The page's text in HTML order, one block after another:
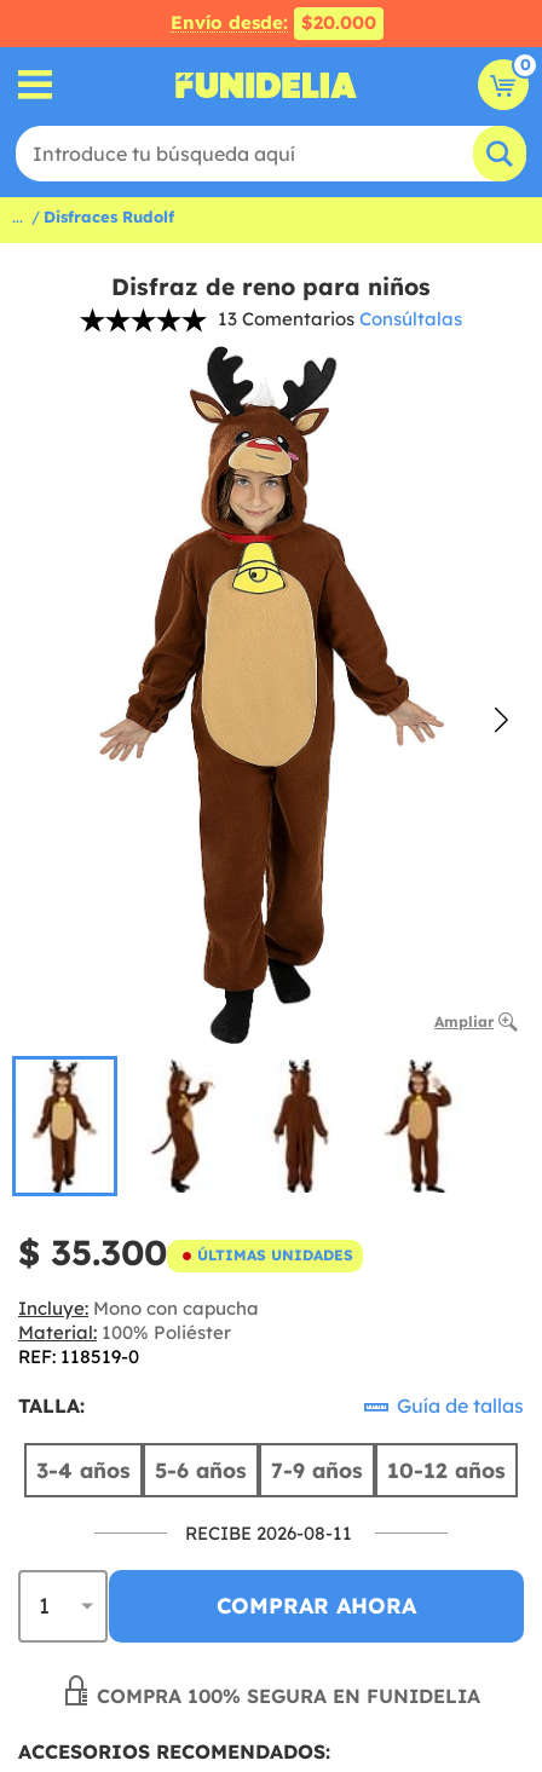
Envío desde: $20.000
0
... Disfraces Rudolf
Disfraz de reno para niños
13 Comentarios Consúltalas
Ampliar
$ 35.300 ÚLTIMAS UNIDADES
Incluye: Mono con capucha
Material: 100% Poliéster
REF: 118519-0
TALLA: Guía de tallas
3-4 años 5-6 años 7-9 años 10-12 años
RECIBE 2026-08-11
COMPRAR AHORA
COMPRA 100% SEGURA EN FUNIDELIA
ACCESORIOS RECOMENDADOS: